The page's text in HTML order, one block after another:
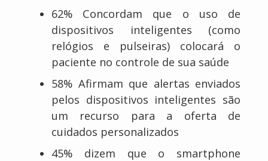
62% Concordam que o uso de
dispositivos inteligentes (como
relógios e pulseiras) colocará o
paciente no controle de sua saúde
58% Afirmam que alertas enviados
pelos dispositivos inteligentes são
um recurso para a oferta de
cuidados personalizados
45% dizem que o smartphone